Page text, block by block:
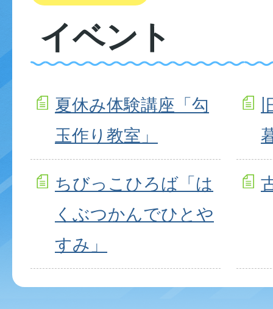
イベント
夏休み体験講座「勾
玉作り教室」
ちびっこひろば「は
くぶつかんでひとや
すみ」